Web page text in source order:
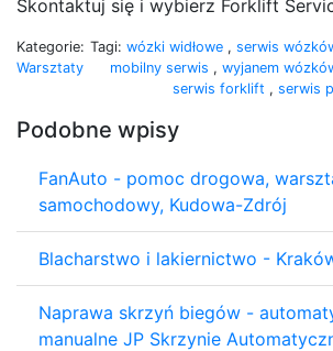
Skontaktuj się i wybierz Forklift
Kategorie:
Warsztaty
Tagi: wózki widłowe , serwis
mobilny serwis , wyjanem
serwis forklift , serwis
Podobne wpisy
FanAuto - pomoc drogowa,
samochodowy, Kudowa-Zdrój
Blacharstwo i lakiernictwo -
Naprawa skrzyń biegów -
manualne JP Skrzynie